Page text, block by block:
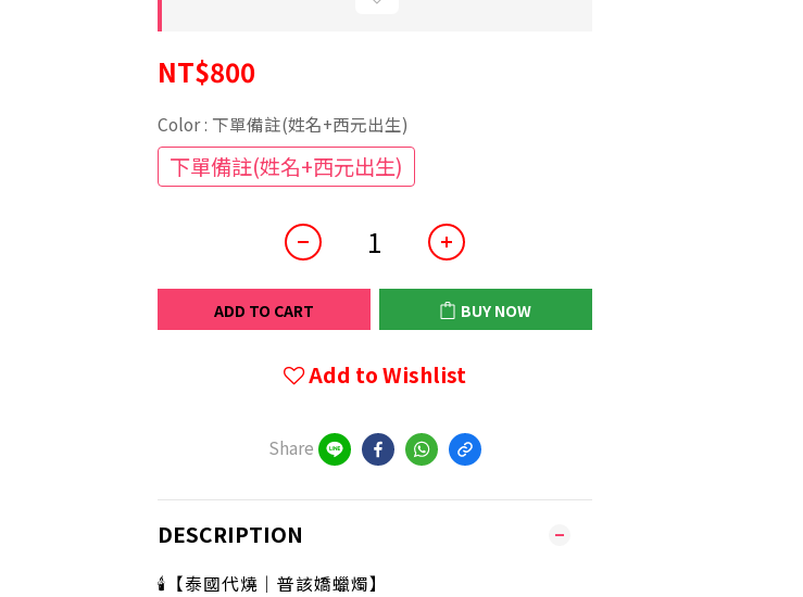
NT$800
Color: 下單備註(姓名+西元出生)
下單備註(姓名+西元出生)
ADD TO CART BUY NOW
Add to Wishlist
Share
DESCRIPTION
🕯️【泰國代燒｜普該嬌蠟燭】